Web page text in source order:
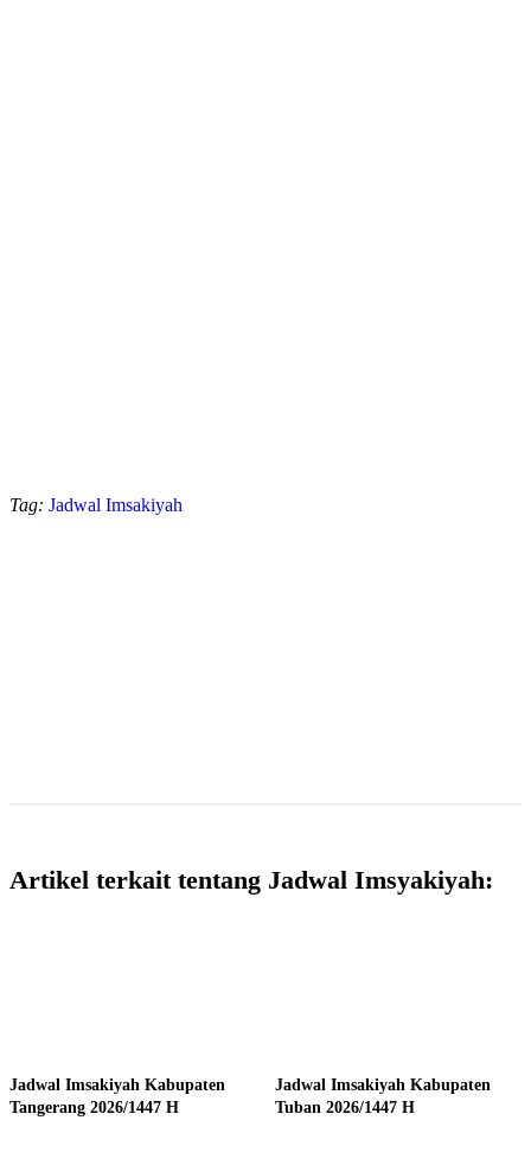
Tag: Jadwal Imsakiyah
Artikel terkait tentang Jadwal Imsyakiyah:
Jadwal Imsakiyah Kabupaten
Tangerang 2026/1447 H
Jadwal Imsakiyah Kabupaten
Tuban 2026/1447 H